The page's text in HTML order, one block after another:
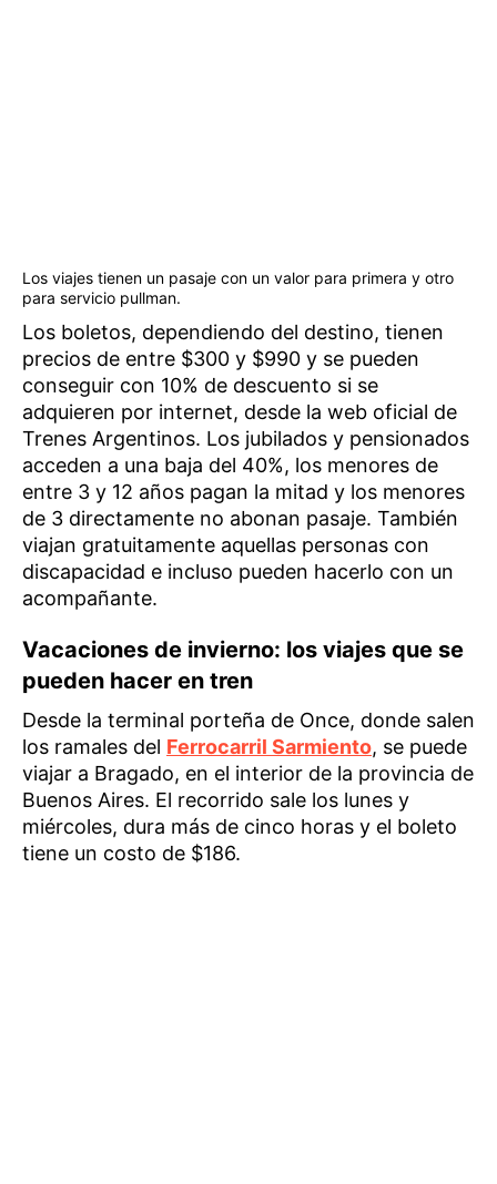
Los viajes tienen un pasaje con un valor para primera y otro
para servicio pullman.
Los boletos, dependiendo del destino, tienen
precios de entre $300 y $990 y se pueden
conseguir con 10% de descuento si se
adquieren por internet, desde la web oficial de
Trenes Argentinos. Los jubilados y pensionados
acceden a una baja del 40%, los menores de
entre 3 y 12 años pagan la mitad y los menores
de 3 directamente no abonan pasaje. También
viajan gratuitamente aquellas personas con
discapacidad e incluso pueden hacerlo con un
acompañante.
Vacaciones de invierno: los viajes que se
pueden hacer en tren
Desde la terminal porteña de Once, donde salen
los ramales del Ferrocarril Sarmiento, se puede
viajar a Bragado, en el interior de la provincia de
Buenos Aires. El recorrido sale los lunes y
miércoles, dura más de cinco horas y el boleto
tiene un costo de $186.